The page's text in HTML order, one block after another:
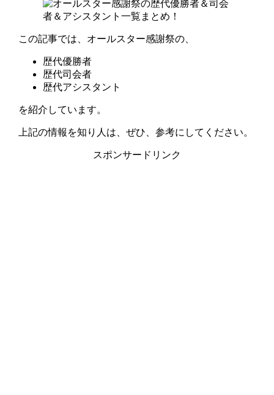
この記事では、オールスター感謝祭の、
歴代優勝者
歴代司会者
歴代アシスタント
を紹介しています。
上記の情報を知り人は、ぜひ、参考にしてください。
スポンサードリンク